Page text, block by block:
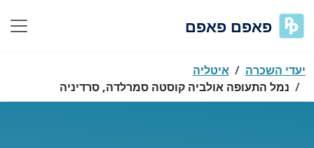
פאפם פאפם
יעדי השכרה
איטליה
נמל התעופה אולביה קוסטה סמרלדה, סרדיניה